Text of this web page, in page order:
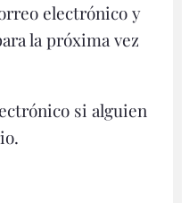
electrónico y
la próxima vez
si alguien